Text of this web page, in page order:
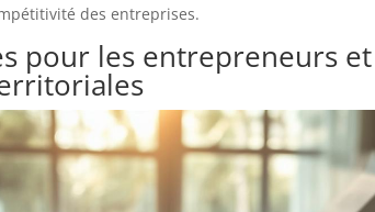
des entreprises.
pour les entrepreneurs